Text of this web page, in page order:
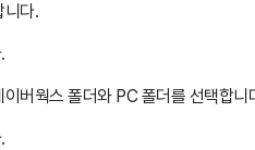
니다.
버웍스 폴더와 PC 폴더를 선택합니